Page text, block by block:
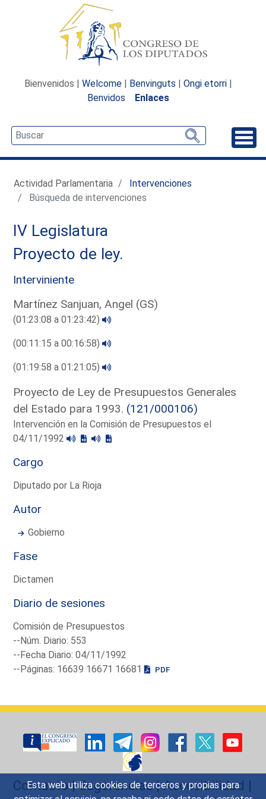
Esta web utiliza cookies de terceros y propias para
Bienvenidos | Welcome | Benvinguts | Ongi etorri |
Benvidos
Enlaces
Actividad Parlamentaria
Intervenciones
Búsqueda de intervenciones
IV Legislatura
Proyecto de ley.
Interviniente
Martínez Sanjuan, Angel (GS)
(01:23:08 a 01:23:42)
(00:11:15 a 00:16:58)
(01:19:58 a 01:21:05)
Proyecto de Ley de Presupuestos Generales
del Estado para 1993. (121/000106)
Intervención en la Comisión de Presupuestos el
04/11/1992
Cargo
Diputado por La Rioja
Autor
Gobierno
Fase
Dictamen
Diario de sesiones
Comisión de Presupuestos
--Núm. Diario: 553
--Fecha Diario: 04/11/1992
--Páginas: 16639 16671 16681
PDF
Contacto|Sugerencias|Accesibilidad |